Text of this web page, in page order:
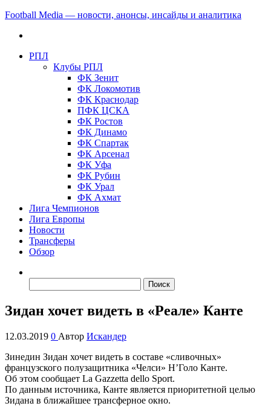
Football Media — новости, анонсы, инсайды и аналитика
РПЛ
Клубы РПЛ
ФК Зенит
ФК Локомотив
ФК Краснодар
ПФК ЦСКА
ФК Ростов
ФК Динамо
ФК Спартак
ФК Арсенал
ФК Уфа
ФК Рубин
ФК Урал
ФК Ахмат
Лига Чемпионов
Лига Европы
Новости
Трансферы
Обзор
Зидан хочет видеть в «Реале» Канте
12.03.2019 0 Автор Искандер
Зинедин Зидан хочет видеть в составе «сливочных»
французского полузащитника «Челси» Н’Голо Канте.
Об этом сообщает La Gazzetta dello Sport.
По данным источника, Канте является приоритетной целью
Зидана в ближайшее трансферное окно.